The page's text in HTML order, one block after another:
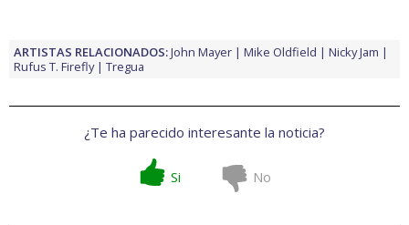
ARTISTAS RELACIONADOS:John Mayer Mike Oldfield
Nicky Jam
Rufus T. Firefly
Tregua
¿Te ha parecido interesante la noticia?
Si No